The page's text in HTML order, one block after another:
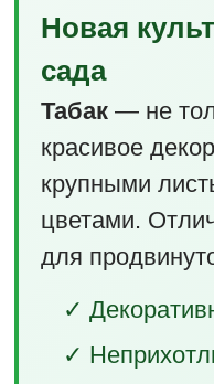
Новая
сада
Табак— не
красивое
крупными
цветами.
для
✓
✓